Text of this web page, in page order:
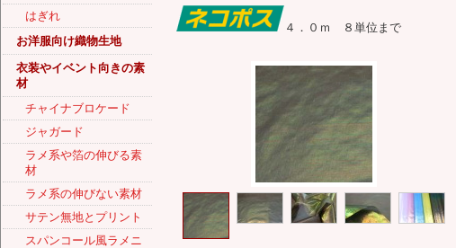
はぎれ
お洋服向け織物生地
衣装やイベント向きの素
材
チャイナブロケード
ジャガード
ラメ系や箔の伸びる素
材
ラメ系の伸びない素材
サテン無地とプリント
スパンコール風ラメニ
４．０ｍ ８単位まで